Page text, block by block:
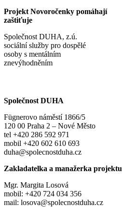
Projekt Novoročenky pomáhají
zaštiťuje
Společnost DUHA, z.ú.
sociální služby pro dospělé
osoby s mentálním
znevýhodněním
Společnost DUHA
Fügnerovo náměstí 1866/5
120 00 Praha 2 – Nové Město
tel +420 286 592 971
mobil +420 602 610 693
duha@spolecnostduha.cz
Zakladatelka a manažerka projektu
Mgr. Margita Losová
mobil: +420 724 034 356
mail: losova@spolecnostduha.cz